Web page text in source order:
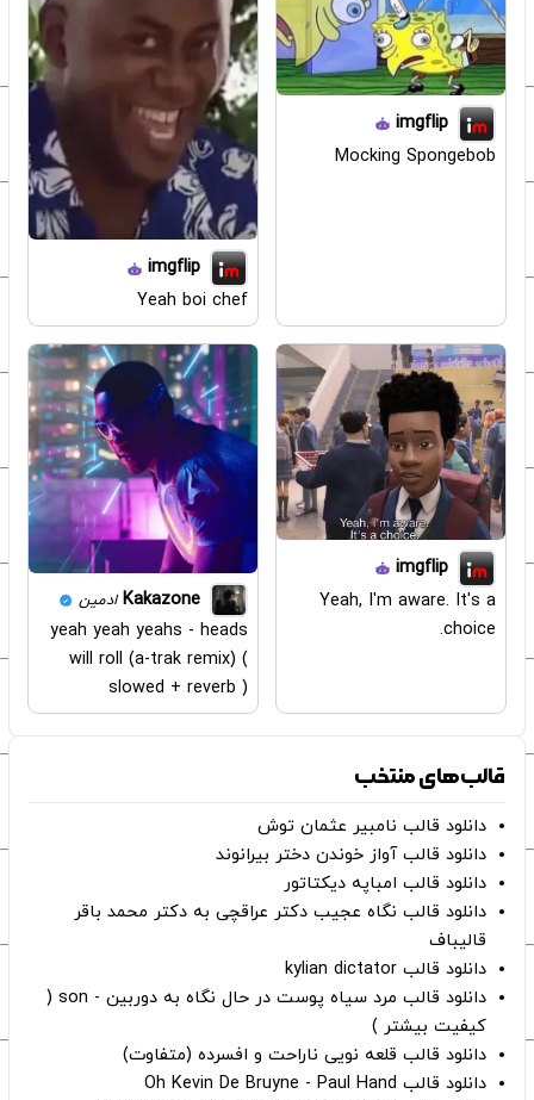
imgflip
Mocking Spongebob
imgflip
Yeah boi chef
imgflip
Yeah, I'm aware. It's a
choice.
Kakazone ادمین
yeah yeah yeahs - heads
will roll (a-trak remix) (
slowed + reverb )
قالب‌های منتخب
دانلود قالب نامبیر عثمان ‌توش
دانلود قالب آواز خوندن دختر بیرانوند
دانلود قالب امباپه دیکتاتور
دانلود قالب نگاه عجیب دکتر عراقچی به دکتر محمد باقر
قالیباف
دانلود قالب kylian dictator
دانلود قالب مرد سیاه پوست در حال نگاه به دوربین - son (
کیفیت بیشتر )
دانلود قالب قلعه نویی ناراحت و افسرده (متفاوت)
دانلود قالب Oh Kevin De Bruyne - Paul Hand